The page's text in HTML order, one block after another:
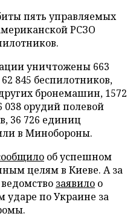
пять управляемых
РСЗО
уничтожены 663
845 беспилотников,
бронемашин, 1572
орудий полевой
36 726 единиц
в Минобороны.
об успешном
целям в Киеве. А за
заявило о
ударе по Украине за